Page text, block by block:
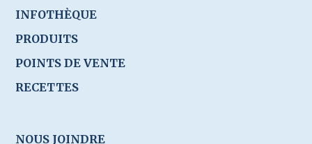
INFOTHÈQUE
PRODUITS
POINTS DE VENTE
RECETTES
NOUS JOINDRE